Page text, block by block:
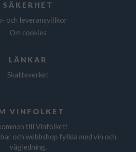
SÄKERHET
och leveransvillkor
Om cookies
LÄNKAR
Skatteverket
VINFOLKET
till Vinfolket!
och webbshop fyllda med vin och
vägledning.